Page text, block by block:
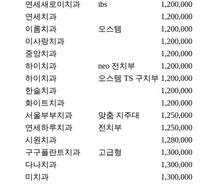
연세새로이치과
ibs
1,200,000
연세치과
1,200,000
이롬치과
오스템
1,200,000
이사랑치과
1,200,000
중앙치과
1,200,000
하이치과
neo 전치부
1,200,000
하이치과
오스템 TS 구치부 1,200,000
한솔치과
1,200,000
화이트치과
1,200,000
서울부부치과
맞춤 지주대
1,250,000
연세하루치과
전치부
1,250,000
시원치과
1,280,000
구구플란트치과
고급형
1,300,000
다나치과
1,300,000
미치과
1,300,000